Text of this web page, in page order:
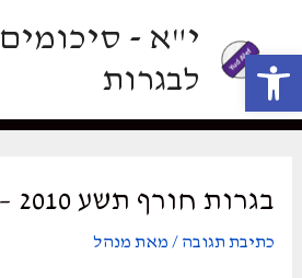
י"א - סיכומים
לבגרות
בגרות חורף תשע 2010 – תרגיל 4
כתיבת תגובה / מאת מנהל
פתח סרגל נגישות